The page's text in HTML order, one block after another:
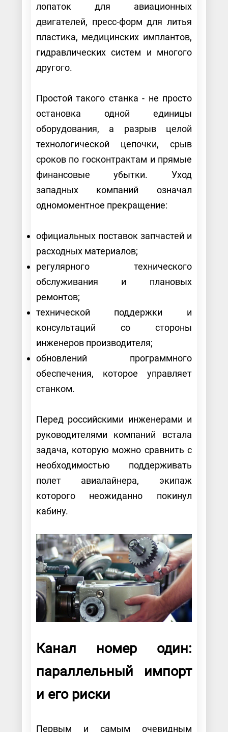
лопаток для авиационных
двигателей, пресс-форм для литья
пластика, медицинских имплантов,
гидравлических систем и многого
другого.
Простой такого станка - не просто
остановка одной единицы
оборудования, а разрыв целой
технологической цепочки, срыв
сроков по госконтрактам и прямые
финансовые убытки. Уход
западных компаний означал
одномоментное прекращение:
официальных поставок запчастей и
расходных материалов;
регулярного технического
обслуживания и плановых
ремонтов;
технической поддержки и
консультаций со стороны
инженеров производителя;
обновлений программного
обеспечения, которое управляет
станком.
Перед российскими инженерами и
руководителями компаний встала
задача, которую можно сравнить с
необходимостью поддерживать
полет авиалайнера, экипаж
которого неожиданно покинул
кабину.
Канал номер один:
параллельный импорт
и его риски
Первым и самым очевидным